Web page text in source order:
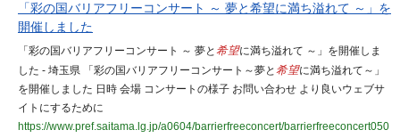
「彩の国バリアフリーコンサート ～ 夢と希望に満ち溢れて ～」を
開催しました
「彩の国バリアフリーコンサート ～ 夢と 希望に満ち溢れて ～」を開催しま
した - 埼玉県 「彩の国バリアフリーコンサート～夢と 希望に満ち溢れて～」
を開催しました 日時 会場 コンサートの様子 お問い合わせ より良いウェブサ
イトにするために
https://www.pref.saitama.lg.jp/a0604/barrierfreeconcert/barrierfreeconcert050